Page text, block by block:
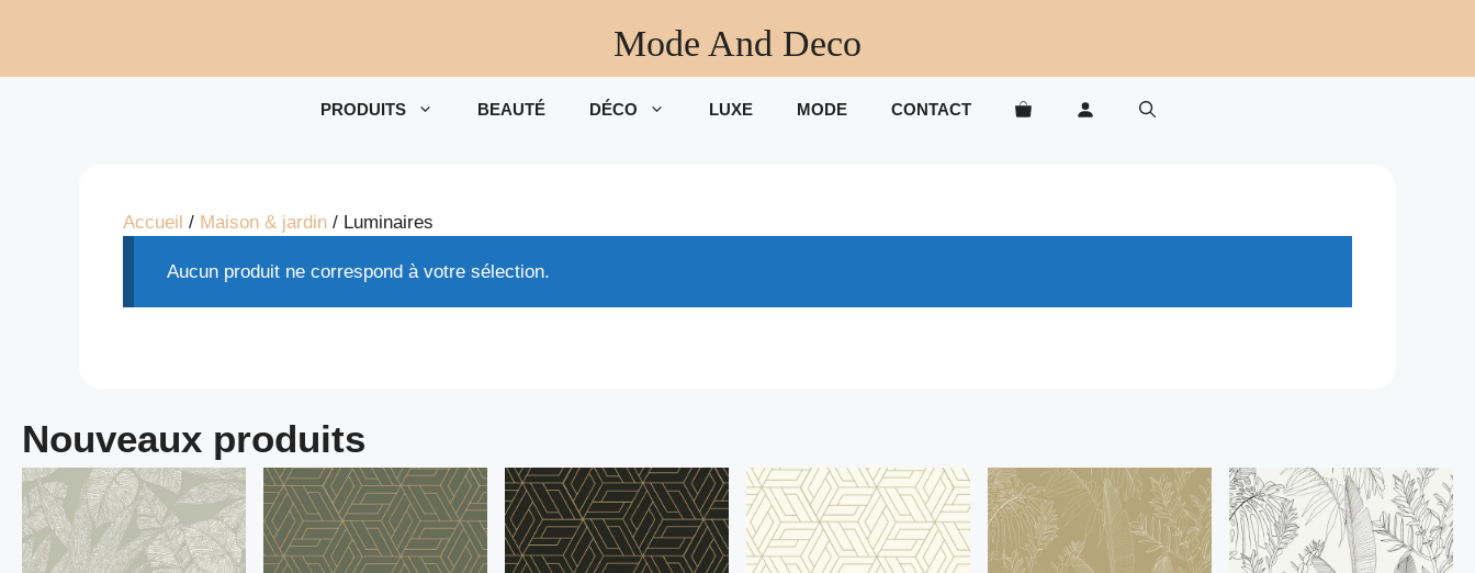
Mode And Deco
PRODUITS BEAUTÉ DÉCO LUXE MODE CONTACT
Accueil / Maison & jardin / Luminaires
Aucun produit ne correspond à votre sélection.
Nouveaux produits